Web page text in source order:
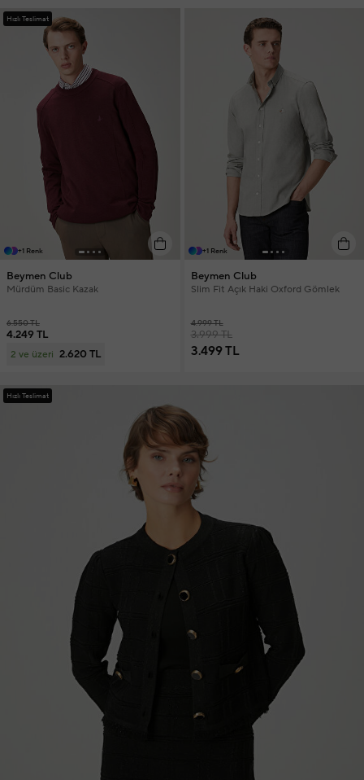
Hızlı Teslimat
+1 Renk
Beymen Club
Mürdüm Basic Kazak
6.550 TL
4.249 TL
2 ve üzeri 2.620 TL
+1 Renk
Beymen Club
Slim Fit Açık Haki Oxford Gömlek
4.999 TL
3.999 TL
3.499 TL
Hızlı Teslimat